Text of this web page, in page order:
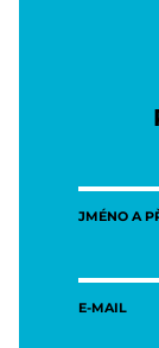
JMÉNO A
E-MAIL